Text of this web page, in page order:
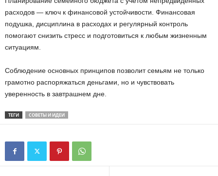
расходов — ключ к финансовой устойчивости. Финансовая
подушка, дисциплина в расходах и регулярный контроль
помогают снизить стресс и подготовиться к любым жизненным
ситуациям.
Соблюдение основных принципов позволит семьям не только
грамотно распоряжаться деньгами, но и чувствовать
уверенность в завтрашнем дне.
ТЕГИ СОВЕТЫ И ИДЕИ